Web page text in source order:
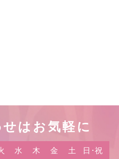
はお気軽に
水 木 金 土 日･祝